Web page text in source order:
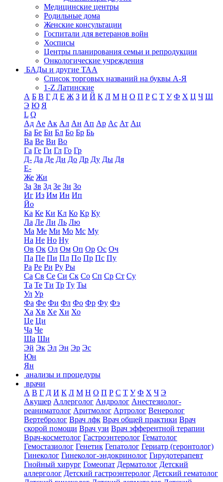
Медицинские центры
Родильные дома
Женские консультации
Госпитали для ветеранов войн
Хосписы
Центры планирования семьи и репродукции
Онкологические учреждения
БАДы и другие ТАА
Список торговых названий на буквы А-Я
1-Z Латинские
А Б В Г Д Е Ж З И Й К Л М Н О П Р С Т У Ф Х Ц Ч Ш
Э Ю Я
L Q
Ад Ае Ак Ал Ан Ап Ар Ас Ат Ац
Ба Бе Би Бл Бо Бр Бь
Ва Ве Ви Во
Га Ге Ги Гл Го Гр
Д- Да Де Ди До Др Ду Ды Дя
Е-
Же Жи
За Зв Зд Зе Зи Зо
Иг Из Им Ин Ип
Йо
Ка Ке Ки Кл Ко Кр Ку
Ла Ле Ли Ль Лю
Ма Ме Ми Мо Мс Му
На Не Но Ну
Ов Ок Ол Ом Оп Ор Ос Оч
Па Пе Пи Пл По Пр Пс Пу
Ра Ре Ри Ру Ры
Са Св Се Си Ск Со Сп Ср Ст Су
Та Те Ти Тр Ту Ты
Ул Ур
Фа Фе Фи Фл Фо Фр Фу Фэ
Ха Хв Хе Хи Хо
Це Ци
Ча Че
Ша Ши
Эй Эк Эл Эн Эр Эс
Юн
Ян
анализы и процедуры
врачи
А В Г Д И К Л М Н О П Р С Т У Ф Х Ч Э
Акушер Аллерголог Андролог Анестезиолог-
реаниматолог Аритмолог Артролог Венеролог
Вертебролог Врач лфк Врач общей практики Врач
скорой помощи Врач узи Врач эфферентной терапии
Врач-косметолог Гастроэнтеролог Гематолог
Гемостазиолог Генетик Гепатолог Гериатр (геронтолог)
Гинеколог Гинеколог-эндокринолог Гирудотерапевт
Гнойный хирург Гомеопат Дерматолог Детский
аллерголог Детский гастроэнтеролог Детский гематолог